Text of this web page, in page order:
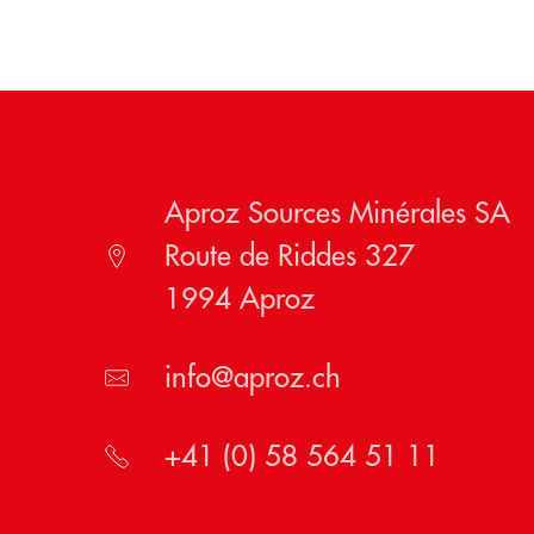
Aproz Sources Minérales SA
Route de Riddes 327
1994 Aproz
info@aproz.ch
+41 (0) 58 564 51 11